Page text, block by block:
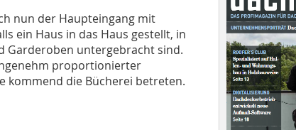
nun der Haupteingang mit
ein Haus in das Haus gestellt, in
Garderoben untergebracht sind.
proportionierter
kommend die Bücherei betreten.